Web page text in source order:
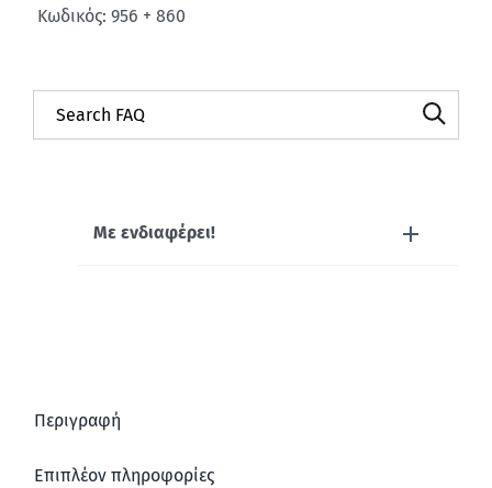
Κωδικός: 956 + 860
Με ενδιαφέρει!
Περιγραφή
Επιπλέον πληροφορίες